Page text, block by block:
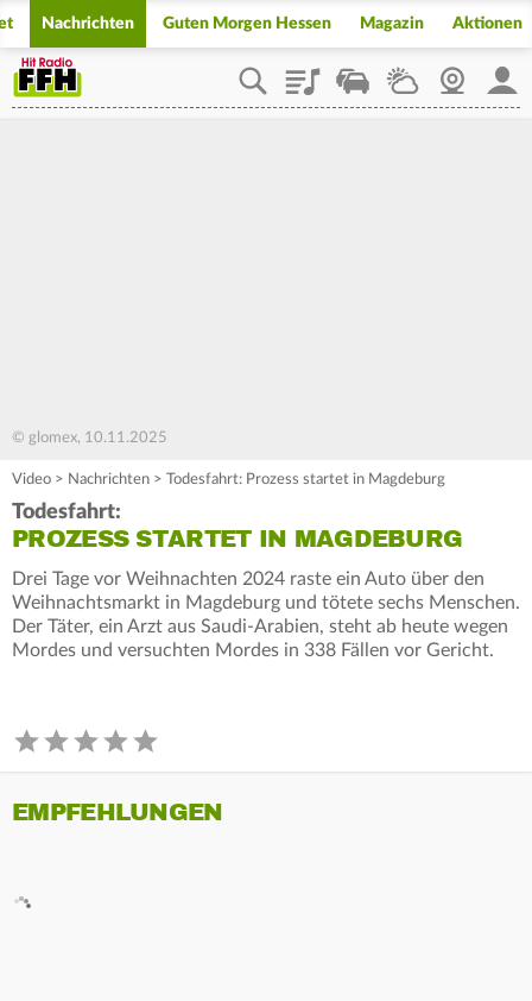
Nachrichten Guten Morgen Hessen Magazin Aktionen
PlaylistStaupilotWetterWebcam
© glomex, 10.11.2025
Video > Nachrichten > Todesfahrt: Prozess startet in Magdeburg
Todesfahrt:
PROZESS STARTET IN MAGDEBURG
Drei Tage vor Weihnachten 2024 raste ein Auto über den
Weihnachtsmarkt in Magdeburg und tötete sechs Menschen.
Der Täter, ein Arzt aus Saudi-Arabien, steht ab heute wegen
Mordes und versuchten Mordes in 338 Fällen vor Gericht.
EMPFEHLUNGEN